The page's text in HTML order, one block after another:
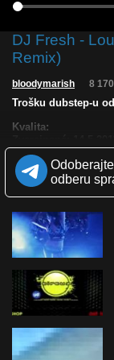
DJ Fresh -
Remix)
bloodymarish 8
Trošku dubstep-u
Kvalita:
Páči sa: 92% (13
Obľúbené: 6
Komentárov: 5
Tagy: ukf dubstep,
dj fresh, doctor p,
História sledovanosti
odberu